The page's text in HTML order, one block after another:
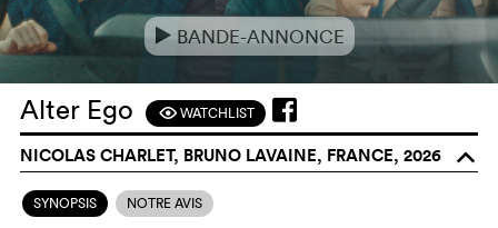
e BANDE-ANNONCE
Alter Ego FWATCHLIST
NICOLAS CHARLET, BRUNO LAVAINE, FRANCE, 2026 o
SYNOPSIS NOTRE AVIS